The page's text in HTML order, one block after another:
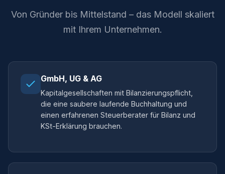
Von Gründer bis Mittelstand – das Modell skaliert
mit Ihrem Unternehmen.
GmbH, UG & AG
Kapitalgesellschaften mit Bilanzierungspflicht,
die eine saubere laufende Buchhaltung und
einen erfahrenen Steuerberater für Bilanz und
KSt-Erklärung brauchen.